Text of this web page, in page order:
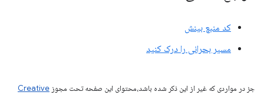
کد منبع بینش
مسیر بحرانی را درک کنید
جز در مواردی که غیر از این ذکر شده باشد،‌محتوای این صفحه تحت مجوز Creative